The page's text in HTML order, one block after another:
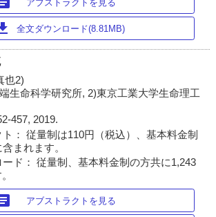
アブストラクトを見る
全文ダウンロード(8.81MB)
也2)
生命科学研究所, 2)東京工業大学生命理工
457, 2019.
： 従量制は110円（税込）、基本料金制
まれます。
ド： 従量制、基本料金制の方共に1,243
アブストラクトを見る